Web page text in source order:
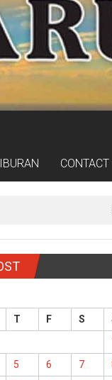
CONTACT
T F S
5 6 7